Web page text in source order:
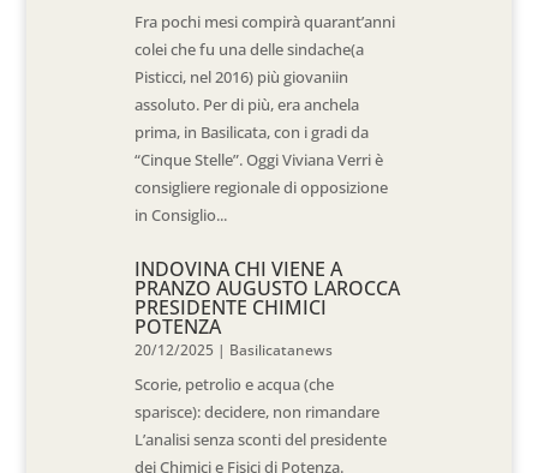
Fra pochi mesi compirà quarant’anni
colei che fu una delle sindache(a
Pisticci, nel 2016) più giovaniin
assoluto. Per di più, era anchela
prima, in Basilicata, con i gradi da
“Cinque Stelle”. Oggi Viviana Verri è
consigliere regionale di opposizione
in Consiglio...
INDOVINA CHI VIENE A
PRANZO AUGUSTO LAROCCA
PRESIDENTE CHIMICI
POTENZA
20/12/2025 | Basilicatanews
Scorie, petrolio e acqua (che
sparisce): decidere, non rimandare
L’analisi senza sconti del presidente
dei Chimici e Fisici di Potenza.